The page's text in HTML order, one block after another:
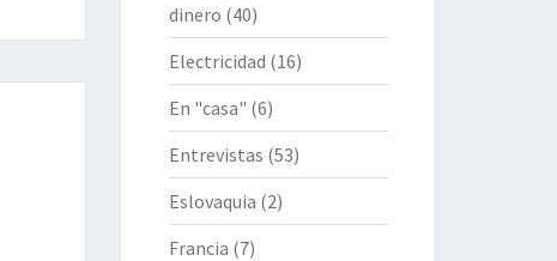
dinero (40)
Electricidad (16)
En "casa" (6)
Entrevistas (53)
Eslovaquia (2)
Francia (7)